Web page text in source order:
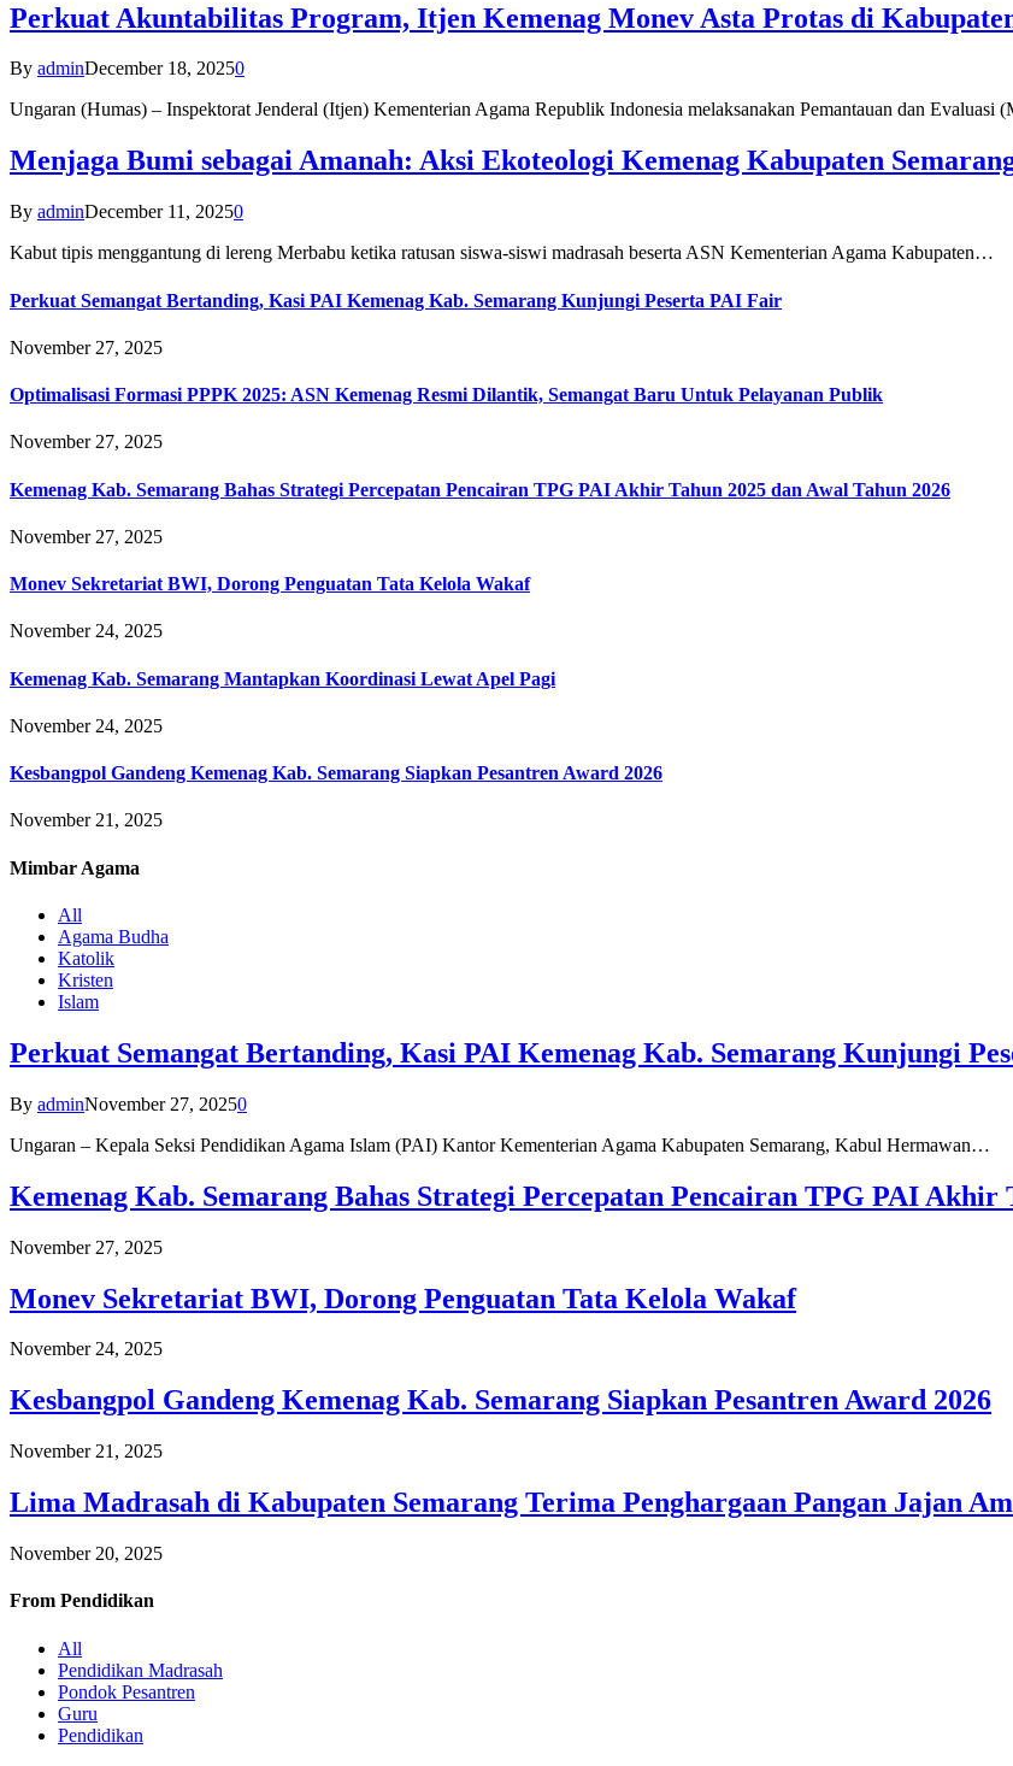
Perkuat Akuntabilitas Program, Itjen Kemenag Monev Asta Protas di
By adminDecember 18, 20250
Ungaran (Humas) – Inspektorat Jenderal (Itjen) Kementerian Agama Republik Indonesia melaksanakan Pemantauan dan Evaluasi
Menjaga Bumi sebagai Amanah: Aksi Ekoteologi Kemenag Kabupaten
By adminDecember 11, 20250
Kabut tipis menggantung di lereng Merbabu ketika ratusan siswa-siswi madrasah beserta ASN Kementerian Agama Kabupaten…
Perkuat Semangat Bertanding, Kasi PAI Kemenag Kab. Semarang Kunjungi Peserta PAI Fair
November 27, 2025
Optimalisasi Formasi PPPK 2025: ASN Kemenag Resmi Dilantik, Semangat Baru Untuk Pelayanan Publik
November 27, 2025
Kemenag Kab. Semarang Bahas Strategi Percepatan Pencairan TPG PAI Akhir Tahun 2025 dan Awal Tahun 2026
November 27, 2025
Monev Sekretariat BWI, Dorong Penguatan Tata Kelola Wakaf
November 24, 2025
Kemenag Kab. Semarang Mantapkan Koordinasi Lewat Apel Pagi
November 24, 2025
Kesbangpol Gandeng Kemenag Kab. Semarang Siapkan Pesantren Award 2026
November 21, 2025
Mimbar Agama
All
Agama Budha
Katolik
Kristen
Islam
Perkuat Semangat Bertanding, Kasi PAI Kemenag Kab. Semarang Kunjungi
By adminNovember 27, 20250
Ungaran – Kepala Seksi Pendidikan Agama Islam (PAI) Kantor Kementerian Agama Kabupaten Semarang, Kabul Hermawan…
Kemenag Kab. Semarang Bahas Strategi Percepatan Pencairan TPG PAI Akhir
November 27, 2025
Monev Sekretariat BWI, Dorong Penguatan Tata Kelola Wakaf
November 24, 2025
Kesbangpol Gandeng Kemenag Kab. Semarang Siapkan Pesantren Award 2026
November 21, 2025
Lima Madrasah di Kabupaten Semarang Terima Penghargaan Pangan Jajan
November 20, 2025
From Pendidikan
All
Pendidikan Madrasah
Pondok Pesantren
Guru
Pendidikan